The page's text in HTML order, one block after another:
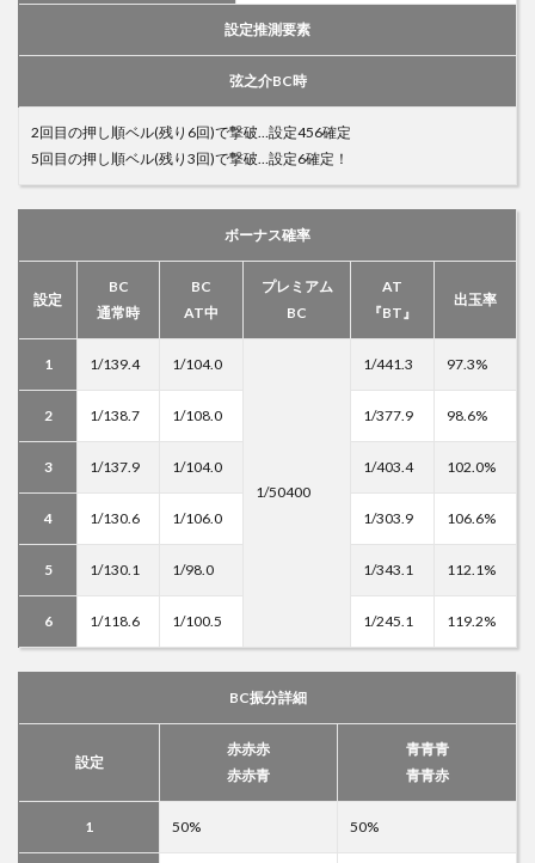
設定推測要素
弦之介BC時
2回目の押し順ベル(残り6回)で撃破…設定456確定
5回目の押し順ベル(残り3回)で撃破…設定6確定！
ボーナス確率
設定
BC
通常時
BC
AT中
プレミアム
BC
AT
『BT』
出玉率
1 1/139.4 1/104.0
1/50400
1/441.3 97.3%
2 1/138.7 1/108.0 1/377.9 98.6%
3 1/137.9 1/104.0 1/403.4 102.0%
4 1/130.6 1/106.0 1/303.9 106.6%
5 1/130.1 1/98.0 1/343.1 112.1%
6 1/118.6 1/100.5 1/245.1 119.2%
BC振分詳細
設定
赤赤赤
赤赤青
青青青
青青赤
1 50% 50%